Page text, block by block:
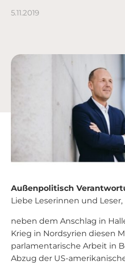
5.11.2019
Außenpolitisch
Liebe Leserinnen und Leser,
neben dem Anschlag in
Krieg in Nordsyrien diesen
parlamentarische Arbeit in
Abzug der US-